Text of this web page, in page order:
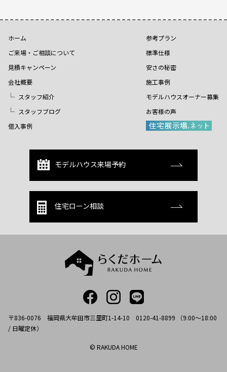
ホーム
ご来場・ご相談について
見積キャンペーン
会社概要
スタッフ紹介
スタッフブログ
借入事例
参考プラン
標準仕様
安さの秘密
施工事例
モデルハウスオーナー募集
お客様の声
モデルハウス来場予約
住宅ローン相談
〒836-0076 福岡県大牟田市三里町1-14-10 0120-41-8899 （9:00～18:00
/ 日曜定休）
© RAKUDA HOME